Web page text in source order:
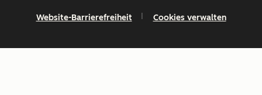
Website-Barrierefreiheit Cookies verwalten